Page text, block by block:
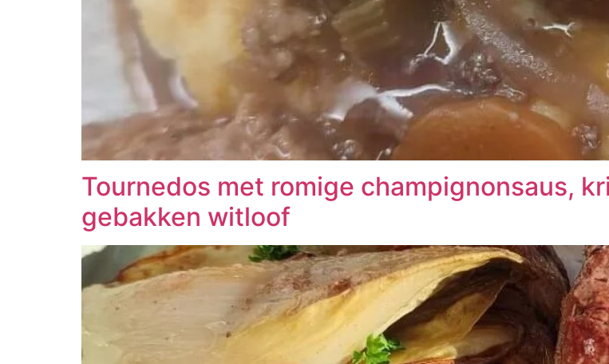
Tournedos met romige champignonsaus,
gebakken witloof